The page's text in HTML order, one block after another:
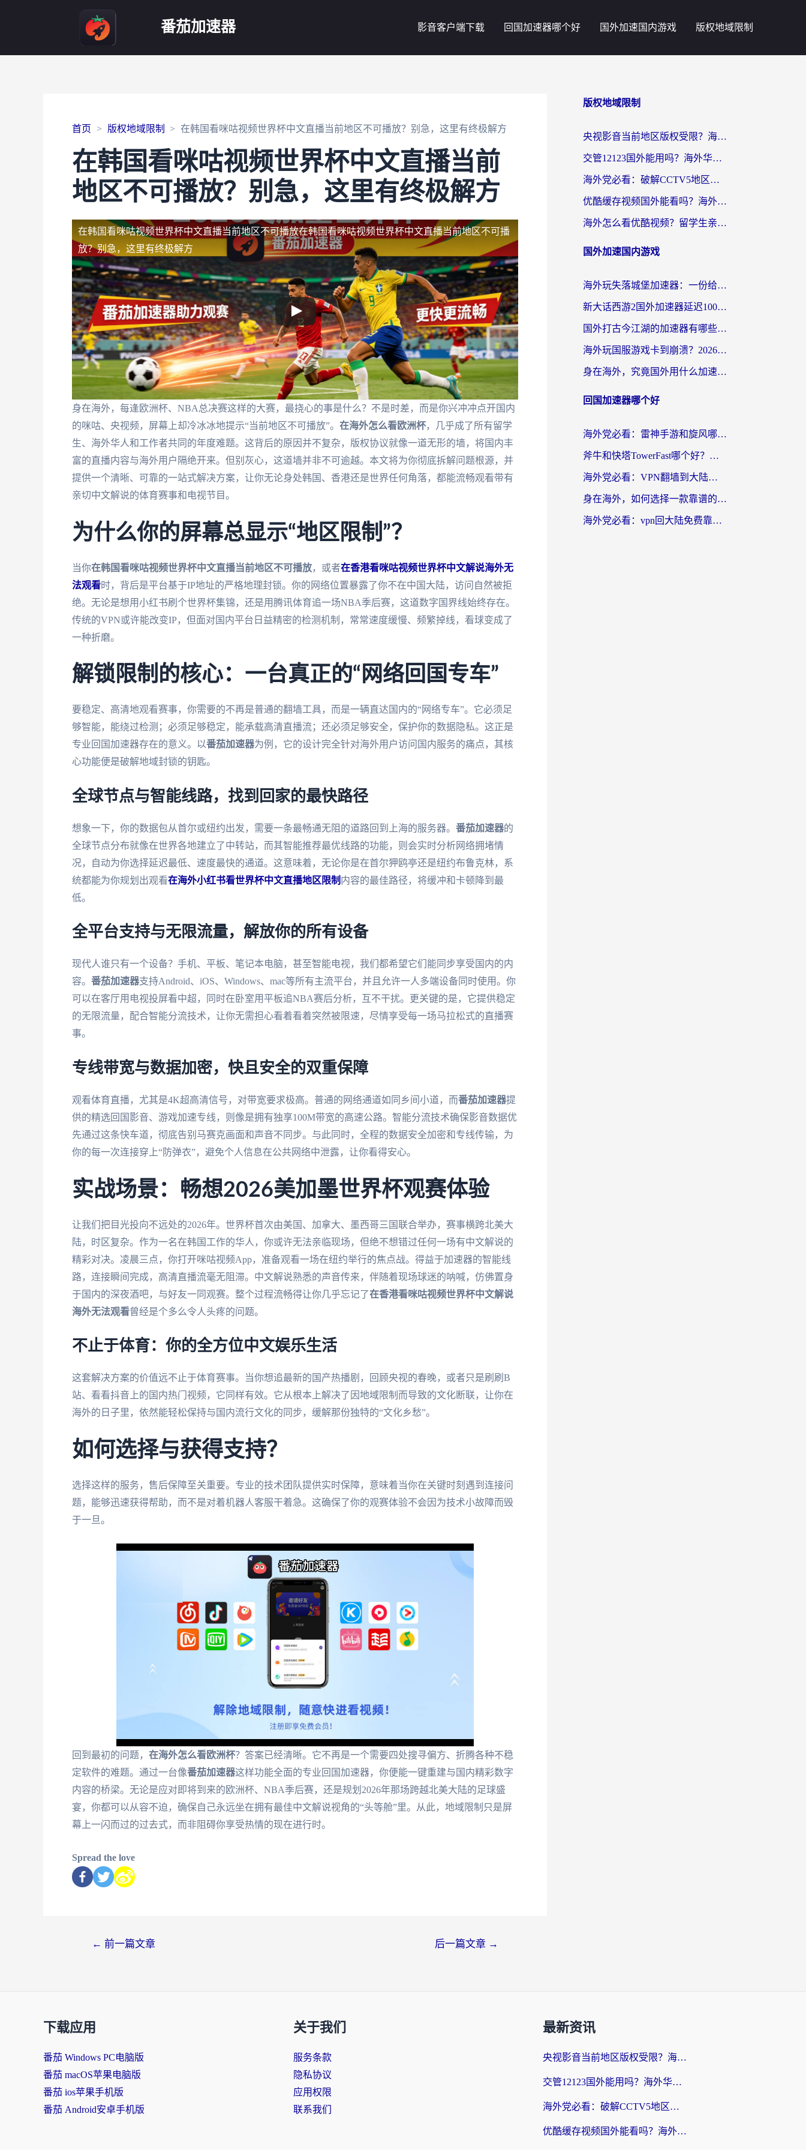
番茄加速器 影音客户端下载 回国加速器哪个好 国外加速国内游戏 版权地域限制
首页 版权地域限制 在韩国看咪咕视频世界杯中文直播当前地区不可播放？别急，这里有终极解方
在韩国看咪咕视频世界杯中文直播当前
地区不可播放？别急，这里有终极解方
在韩国看咪咕视频世界杯中文直播当前地区不可播放在韩国看咪咕视频世界杯中文直播当前地区不可播
放？别急，这里有终极解方
身在海外，每逢欧洲杯、NBA总决赛这样的大赛，最挠心的事是什么？不是时差，而是你兴冲冲点开国内
的咪咕、央视频，屏幕上却冷冰冰地提示“当前地区不可播放”。 在海外怎么看欧洲杯，几乎成了所有留学
生、海外华人和工作者共同的年度难题。这背后的原因并不复杂，版权协议就像一道无形的墙，将国内丰
富的直播内容与海外用户隔绝开来。但别灰心，这道墙并非不可逾越。本文将为你彻底拆解问题根源，并
提供一个清晰、可靠的一站式解决方案，让你无论身处韩国、香港还是世界任何角落，都能流畅观看带有
亲切中文解说的体育赛事和电视节目。
为什么你的屏幕总显示“地区限制”？
当你在韩国看咪咕视频世界杯中文直播当前地区不可播放，或者在香港看咪咕视频世界杯中文解说海外无
法观看时，背后是平台基于IP地址的严格地理封锁。你的网络位置暴露了你不在中国大陆，访问自然被拒
绝。无论是想用小红书刷个世界杯集锦，还是用腾讯体育追一场NBA季后赛，这道数字国界线始终存在。
传统的VPN或许能改变IP，但面对国内平台日益精密的检测机制，常常速度缓慢、频繁掉线，看球变成了
一种折磨。
解锁限制的核心：一台真正的“网络回国专车”
要稳定、高清地观看赛事，你需要的不再是普通的翻墙工具，而是一辆直达国内的“网络专车”。它必须足
够智能，能绕过检测；必须足够稳定，能承载高清直播流；还必须足够安全，保护你的数据隐私。这正是
专业回国加速器存在的意义。以番茄加速器为例，它的设计完全针对海外用户访问国内服务的痛点，其核
心功能便是破解地域封锁的钥匙。
全球节点与智能线路，找到回家的最快路径
想象一下，你的数据包从首尔或纽约出发，需要一条最畅通无阻的道路回到上海的服务器。 番茄加速器的
全球节点分布就像在世界各地建立了中转站，而其智能推荐最优线路的功能，则会实时分析网络拥堵情
况，自动为你选择延迟最低、速度最快的通道。这意味着，无论你是在首尔狎鸥亭还是纽约布鲁克林，系
统都能为你规划出观看在海外小红书看世界杯中文直播地区限制 内容的最佳路径，将缓冲和卡顿降到最
低。
全平台支持与无限流量，解放你的所有设备
现代人谁只有一个设备？手机、平板、笔记本电脑，甚至智能电视，我们都希望它们能同步享受国内的内
容。 番茄加速器支持Android、iOS、Windows、mac等所有主流平台，并且允许一人多端设备同时使用。你
可以在客厅用电视投屏看中超，同时在卧室用平板追NBA赛后分析，互不干扰。更关键的是，它提供稳定
的无限流量，配合智能分流技术，让你无需担心看着看着突然被限速，尽情享受每一场马拉松式的直播赛
事。
专线带宽与数据加密，快且安全的双重保障
观看体育直播，尤其是4K超高清信号，对带宽要求极高。普通的网络通道如同乡间小道，而番茄加速器提
供的精选回国影音、游戏加速专线，则像是拥有独享100M带宽的高速公路。智能分流技术确保影音数据优
先通过这条快车道，彻底告别马赛克画面和声音不同步。与此同时，全程的数据安全加密和专线传输，为
你的每一次连接穿上“防弹衣”，避免个人信息在公共网络中泄露，让你看得安心。
实战场景：畅想2026美加墨世界杯观赛体验
让我们把目光投向不远处的2026年。世界杯首次由美国、加拿大、墨西哥三国联合举办，赛事横跨北美大
陆，时区复杂。作为一名在韩国工作的华人，你或许无法亲临现场，但绝不想错过任何一场有中文解说的
精彩对决。凌晨三点，你打开咪咕视频App，准备观看一场在纽约举行的焦点战。得益于加速器的智能线
路，连接瞬间完成，高清直播流毫无阻滞。中文解说熟悉的声音传来，伴随着现场球迷的呐喊，仿佛置身
于国内的深夜酒吧，与好友一同观赛。整个过程流畅得让你几乎忘记了在香港看咪咕视频世界杯中文解说
海外无法观看曾经是个多么令人头疼的问题。
不止于体育：你的全方位中文娱乐生活
这套解决方案的价值远不止于体育赛事。当你想追最新的国产热播剧，回顾央视的春晚，或者只是刷刷B
站、看看抖音上的国内热门视频，它同样有效。它从根本上解决了因地域限制而导致的文化断联，让你在
海外的日子里，依然能轻松保持与国内流行文化的同步，缓解那份独特的“文化乡愁”。
如何选择与获得支持？
选择这样的服务，售后保障至关重要。专业的技术团队提供实时保障，意味着当你在关键时刻遇到连接问
题，能够迅速获得帮助，而不是对着机器人客服干着急。这确保了你的观赛体验不会因为技术小故障而毁
于一旦。
回到最初的问题， 在海外怎么看欧洲杯？答案已经清晰。它不再是一个需要四处搜寻偏方、折腾各种不稳
定软件的难题。通过一台像番茄加速器这样功能全面的专业回国加速器，你便能一键重建与国内精彩数字
内容的桥梁。无论是应对即将到来的欧洲杯、NBA季后赛，还是规划2026年那场跨越北美大陆的足球盛
宴，你都可以从容不迫，确保自己永远坐在拥有最佳中文解说视角的“头等舱”里。从此，地域限制只是屏
幕上一闪而过的过去式，而非阻碍你享受热情的现在进行时。
Spread the love
← 前一篇文章 后一篇文章 →
版权地域限制
央视影音当前地区版权受限？海外党追剧看片的终极解决方案来了
交管12123国外能用吗？海外华人亲测有效的回国加速器选择指南
海外党必看：破解CCTV5地区限制，这样看欧洲杯奥运直播才够爽！
优酷缓存视频国外能看吗？海外党追剧看片的终极解决方案来了
海外怎么看优酷视频？留学生亲测有效的回国加速器选择指南
国外加速国内游戏
海外玩失落城堡加速器：一份给漂泊玩家的网络自救指南
新大话西游2国外加速器延迟100以下怎么办？海外党实测有效的低延迟指南
国外打古今江湖的加速器有哪些游戏？一个海外玩家的终极选择指南
海外玩国服游戏卡到崩溃？2026加速器免费推荐+实用指南（亲测有效）
身在海外，究竟国外用什么加速器打wow好？
回国加速器哪个好
海外党必看：雷神手游和旋风哪个好？3分钟选对回国加速器，无缝刷国内剧玩游戏
斧牛和快塔TowerFast哪个好？海外党如何选对回国加速器
海外党必看：VPN翻墙到大陆的实用指南——从看CCTV5到选加速器，一篇全搞定
身在海外，如何选择一款靠谱的加速国内网络的加速器？
海外党必看：vpn回大陆免费靠谱吗？3步选对加速器实现无缝刷国内资源
下载应用
番茄 Windows PC电脑版
番茄 macOS苹果电脑版
番茄 ios苹果手机版
番茄 Android安卓手机版
关于我们
服务条款
隐私协议
应用权限
联系我们
最新资讯
央视影音当前地区版权受限？海外党追剧看片的终极解决方案来了
交管12123国外能用吗？海外华人亲测有效的回国加速器选择指南
海外党必看：破解CCTV5地区限制，这样看欧洲杯奥运直播才够爽！
优酷缓存视频国外能看吗？海外党追剧看片的终极解决方案来了